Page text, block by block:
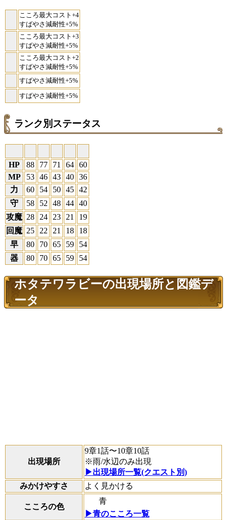
こころ最大コスト+4
すばやさ減耐性+5%
こころ最大コスト+3
すばやさ減耐性+5%
こころ最大コスト+2
すばやさ減耐性+5%
すばやさ減耐性+5%
すばやさ減耐性+5%
ランク別ステータス
HP 88 77 71 64 60
MP
53 46 43 40 36
力
60 54 50 45 42
守
58 52 48 44 40
攻魔 28 24 23 21
19
回魔 25 22 21 18
18
早
80 70 65 59
54
器
80 70 65 59 54
ホタテワラビーの出現場所と図鑑デ
ータ
出現場所
9章1話〜10章10話
※雨/水辺のみ出現
▶出現場所一覧(クエスト別)
みかけやすさ
よく見かける
こころの色
青
▶青のこころ一覧